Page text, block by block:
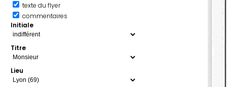
texte du flyer
commentaires
Initiale
Titre
Lieu